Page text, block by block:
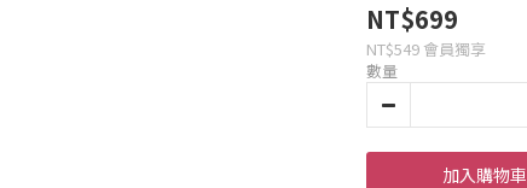
NT$699
NT$549 會員獨享
數量
加入購物車